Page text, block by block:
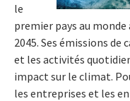
le
premier pays au
2045. Ses émissions
et les activités
impact sur le climat.
les entreprises et les